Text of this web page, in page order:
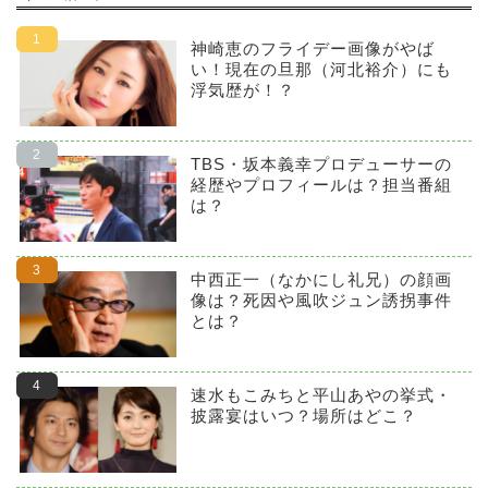
神崎恵のフライデー画像がやば
い！現在の旦那（河北裕介）にも
浮気歴が！？
TBS・坂本義幸プロデューサーの
経歴やプロフィールは？担当番組
は？
中西正一（なかにし礼兄）の顔画
像は？死因や風吹ジュン誘拐事件
とは？
速水もこみちと平山あやの挙式・
披露宴はいつ？場所はどこ？